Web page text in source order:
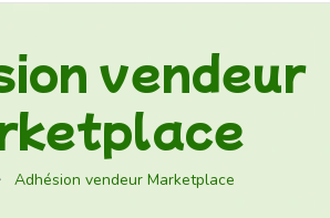
vendeur
Adhésion vendeur Marketplace